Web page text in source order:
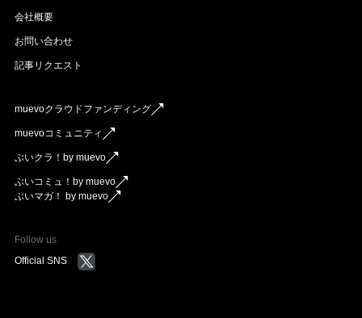
会社概要
お問い合わせ
記事リクエスト
muevoクラウドファンディング
muevoコミュニティ
ぶいクラ！by muevo
ぶいコミュ！by muevo
ぶいマガ！ by muevo
Follow us
Official SNS